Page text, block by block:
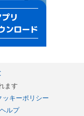
ます
ッキーポリシー
ヘルプ